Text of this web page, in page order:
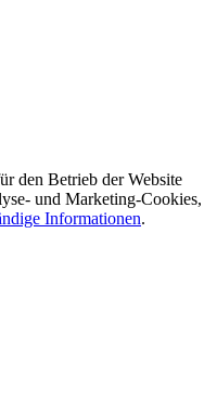
den Betrieb der Website
und Marketing-Cookies,
Informationen.